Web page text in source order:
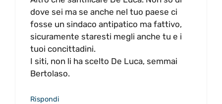
dove sei ma se anche nel tuo paese ci
fosse un sindaco antipatico ma fattivo,
sicuramente staresti megli anche tu e i
tuoi concittadini.
I siti, non li ha scelto De Luca, semmai
Bertolaso.
Rispondi